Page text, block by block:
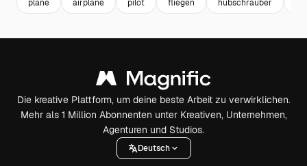
plane airplane pilot fliegen hubschrauber
Die kreative Plattform, um deine beste Arbeit zu verwirklichen.
Mehr als 1 Million Abonnenten unter Kreativen, Unternehmen,
Agenturen und Studios.
Deutsch